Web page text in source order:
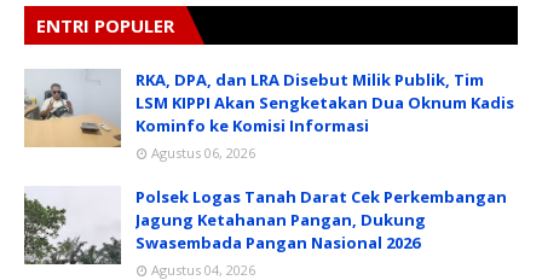
ENTRI POPULER
RKA, DPA, dan LRA Disebut Milik Publik, Tim
LSM KIPPI Akan Sengketakan Dua Oknum Kadis
Kominfo ke Komisi Informasi
Agustus 06, 2026
Polsek Logas Tanah Darat Cek Perkembangan
Jagung Ketahanan Pangan, Dukung
Swasembada Pangan Nasional 2026
Agustus 04, 2026